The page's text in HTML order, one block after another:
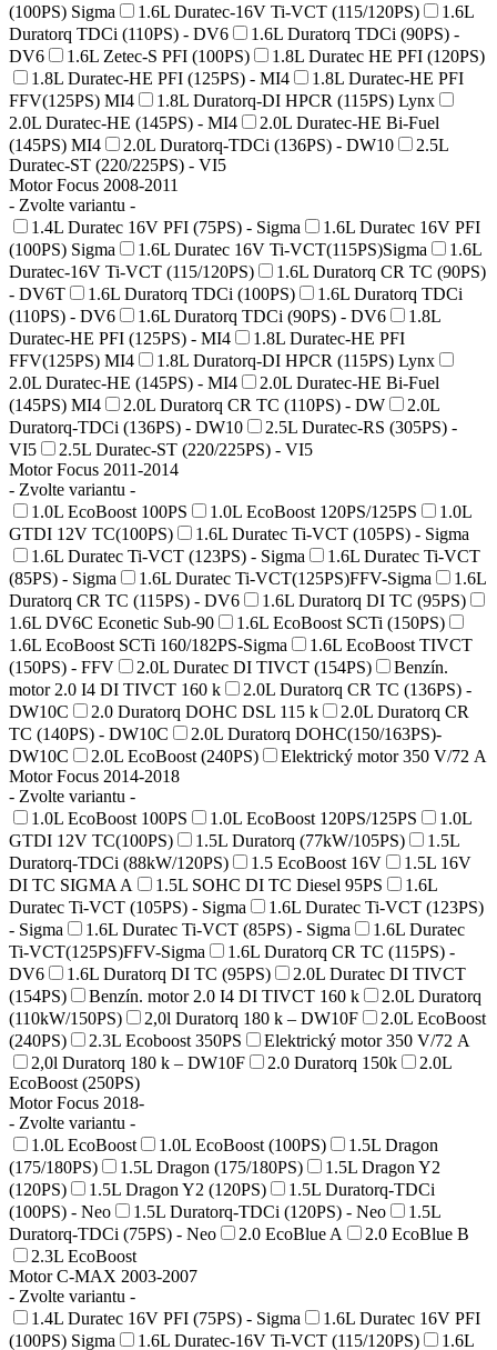
(100PS) Sigma
1.6L Duratec-16V Ti-VCT (115/120PS)
1.6L
Duratorq TDCi (110PS) - DV6
1.6L Duratorq TDCi (90PS) -
DV6
1.6L Zetec-S PFI (100PS)
1.8L Duratec HE PFI (120PS)
1.8L Duratec-HE PFI (125PS) - MI4
1.8L Duratec-HE PFI
FFV(125PS) MI4
1.8L Duratorq-DI HPCR (115PS) Lynx
2.0L Duratec-HE (145PS) - MI4
2.0L Duratec-HE Bi-Fuel
(145PS) MI4
2.0L Duratorq-TDCi (136PS) - DW10
2.5L
Duratec-ST (220/225PS) - VI5
Motor Focus 2008-2011
- Zvolte variantu -
1.4L Duratec 16V PFI (75PS) - Sigma
1.6L Duratec 16V PFI
(100PS) Sigma
1.6L Duratec 16V Ti-VCT(115PS)Sigma
1.6L
Duratec-16V Ti-VCT (115/120PS)
1.6L Duratorq CR TC (90PS)
- DV6T
1.6L Duratorq TDCi (100PS)
1.6L Duratorq TDCi
(110PS) - DV6
1.6L Duratorq TDCi (90PS) - DV6
1.8L
Duratec-HE PFI (125PS) - MI4
1.8L Duratec-HE PFI
FFV(125PS) MI4
1.8L Duratorq-DI HPCR (115PS) Lynx
2.0L Duratec-HE (145PS) - MI4
2.0L Duratec-HE Bi-Fuel
(145PS) MI4
2.0L Duratorq CR TC (110PS) - DW
2.0L
Duratorq-TDCi (136PS) - DW10
2.5L Duratec-RS (305PS) -
VI5
2.5L Duratec-ST (220/225PS) - VI5
Motor Focus 2011-2014
- Zvolte variantu -
1.0L EcoBoost 100PS
1.0L EcoBoost 120PS/125PS
1.0L
GTDI 12V TC(100PS)
1.6L Duratec Ti-VCT (105PS) - Sigma
1.6L Duratec Ti-VCT (123PS) - Sigma
1.6L Duratec Ti-VCT
(85PS) - Sigma
1.6L Duratec Ti-VCT(125PS)FFV-Sigma
1.6L
Duratorq CR TC (115PS) - DV6
1.6L Duratorq DI TC (95PS)
1.6L DV6C Econetic Sub-90
1.6L EcoBoost SCTi (150PS)
1.6L EcoBoost SCTi 160/182PS-Sigma
1.6L EcoBoost TIVCT
(150PS) - FFV
2.0L Duratec DI TIVCT (154PS)
Benzín.
motor 2.0 I4 DI TIVCT 160 k
2.0L Duratorq CR TC (136PS) -
DW10C
2.0 Duratorq DOHC DSL 115 k
2.0L Duratorq CR
TC (140PS) - DW10C
2.0L Duratorq DOHC(150/163PS)-
DW10C
2.0L EcoBoost (240PS)
Elektrický motor 350 V/72 A
Motor Focus 2014-2018
- Zvolte variantu -
1.0L EcoBoost 100PS
1.0L EcoBoost 120PS/125PS
1.0L
GTDI 12V TC(100PS)
1.5L Duratorq (77kW/105PS)
1.5L
Duratorq-TDCi (88kW/120PS)
1.5 EcoBoost 16V
1.5L 16V
DI TC SIGMA A
1.5L SOHC DI TC Diesel 95PS
1.6L
Duratec Ti-VCT (105PS) - Sigma
1.6L Duratec Ti-VCT (123PS)
- Sigma
1.6L Duratec Ti-VCT (85PS) - Sigma
1.6L Duratec
Ti-VCT(125PS)FFV-Sigma
1.6L Duratorq CR TC (115PS) -
DV6
1.6L Duratorq DI TC (95PS)
2.0L Duratec DI TIVCT
(154PS)
Benzín. motor 2.0 I4 DI TIVCT 160 k
2.0L Duratorq
(110kW/150PS)
2,0l Duratorq 180 k – DW10F
2.0L EcoBoost
(240PS)
2.3L Ecoboost 350PS
Elektrický motor 350 V/72 A
2,0l Duratorq 180 k – DW10F
2.0 Duratorq 150k
2.0L
EcoBoost (250PS)
Motor Focus 2018-
- Zvolte variantu -
1.0L EcoBoost
1.0L EcoBoost (100PS)
1.5L Dragon
(175/180PS)
1.5L Dragon (175/180PS)
1.5L Dragon Y2
(120PS)
1.5L Dragon Y2 (120PS)
1.5L Duratorq-TDCi
(100PS) - Neo
1.5L Duratorq-TDCi (120PS) - Neo
1.5L
Duratorq-TDCi (75PS) - Neo
2.0 EcoBlue A
2.0 EcoBlue B
2.3L EcoBoost
Motor C-MAX 2003-2007
- Zvolte variantu -
1.4L Duratec 16V PFI (75PS) - Sigma
1.6L Duratec 16V PFI
(100PS) Sigma
1.6L Duratec-16V Ti-VCT (115/120PS)
1.6L